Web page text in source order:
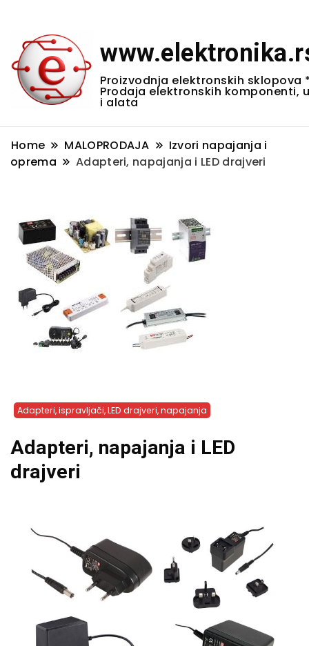
Proizvodnja elektronskih sklopova
Prodaja elektronskih komponenti,
i alata
Home MALOPRODAJA
Izvori napajanja i
oprema
Adapteri, napajanja i LED drajveri
Adapteri, ispravljači, LED drajveri, napajanja
Adapteri, napajanja i LED
drajveri